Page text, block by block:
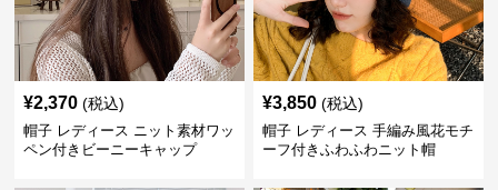
¥2,370 (税込)
帽子 レディース ニット素材ワッ
ペン付きビーニーキャップ
¥3,850 (税込)
帽子 レディース 手編み風花モチ
ーフ付きふわふわニット帽